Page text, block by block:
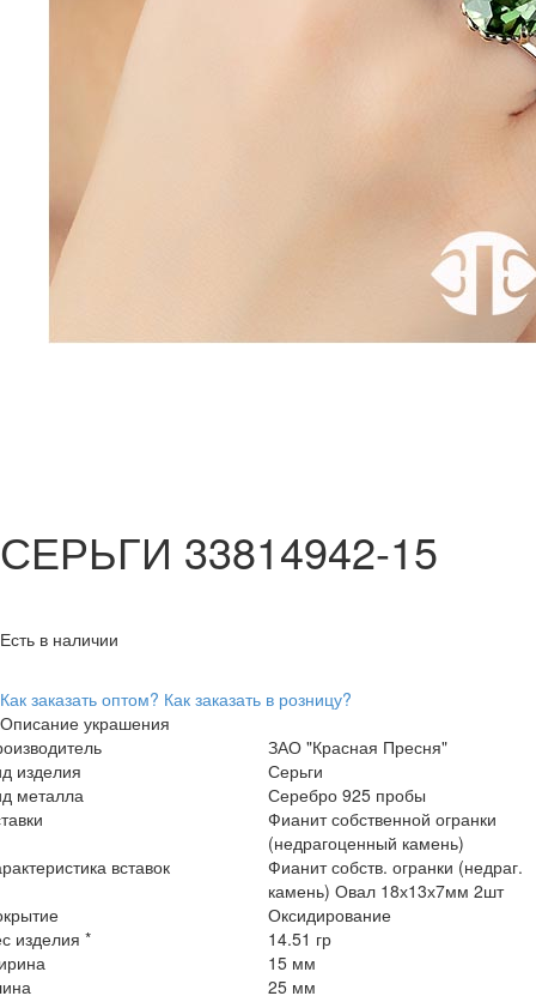
СЕРЬГИ 33814942-15
Есть в наличии
Как заказать оптом? Как заказать в розницу?
Описание украшения
ЗАО "Красная Пресня"
изделия
Серьги
металла
Серебро 925 пробы
Фианит собственной огранки
(недрагоценный камень)
вставок
Фианит собств. огранки (недраг.
камень) Овал 18х13х7мм 2шт
Оксидирование
изделия *
14.51 гр
15 мм
25 мм